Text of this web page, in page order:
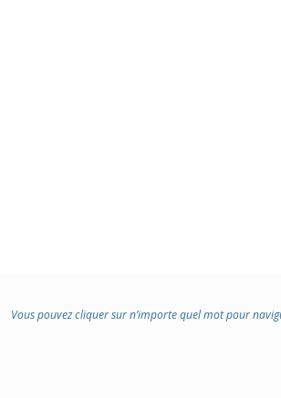
Vous pouvez cliquer sur n’importe quel mot pour